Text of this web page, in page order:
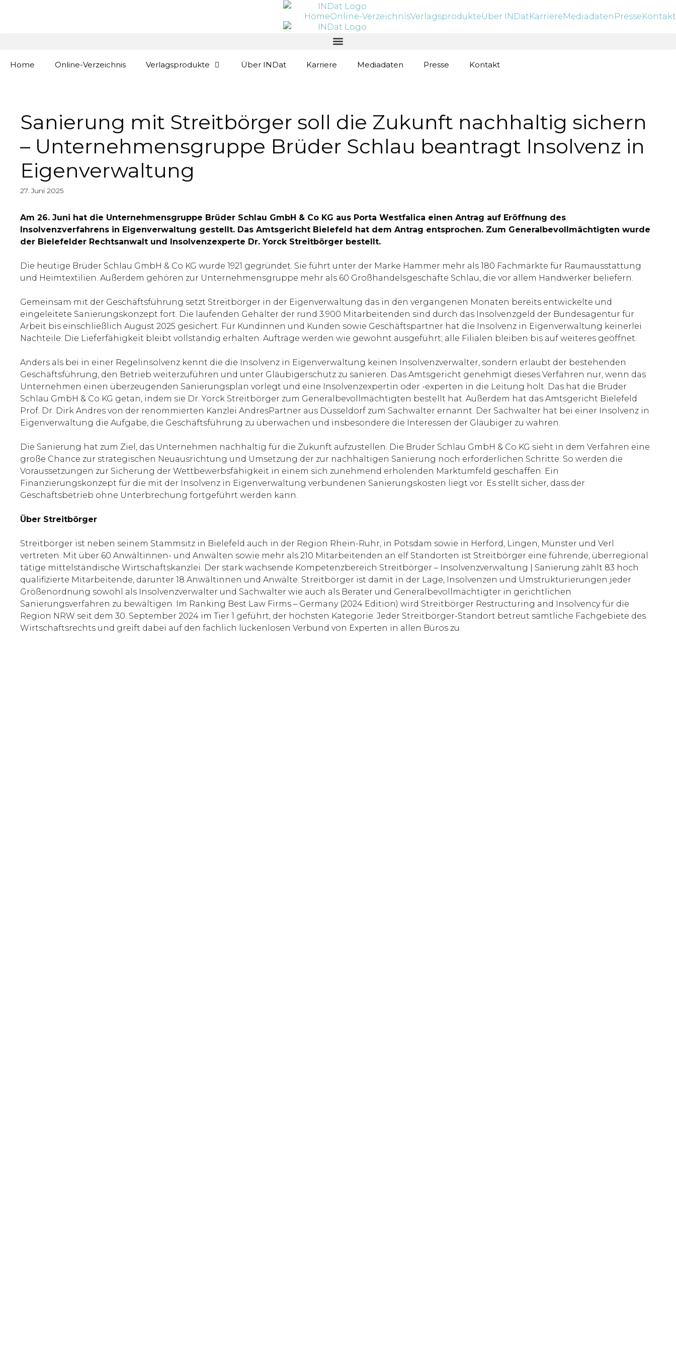
HomeOnline-VerzeichnisVerlagsprodukteÜber INDatKarriereMediadaten PresseKontakt
Home Online-Verzeichnis Verlagsprodukte Über INDat Karriere Mediadaten Presse Kontakt
Sanierung mit Streitbörger soll die Zukunft nachhaltig sichern
– Unternehmensgruppe Brüder Schlau beantragt Insolvenz in
Eigenverwaltung
27. Juni 2025
Am 26. Juni hat die Unternehmensgruppe Brüder Schlau GmbH & Co KG aus Porta Westfalica einen Antrag auf Eröffnung des
Insolvenzverfahrens in Eigenverwaltung gestellt. Das Amtsgericht Bielefeld hat dem Antrag entsprochen. Zum Generalbevollmächtigten wurde
der Bielefelder Rechtsanwalt und Insolvenzexperte Dr. Yorck Streitbörger bestellt.
Die heutige Brüder Schlau GmbH & Co KG wurde 1921 gegründet. Sie führt unter der Marke Hammer mehr als 180 Fachmärkte für Raumausstattung
und Heimtextilien. Außerdem gehören zur Unternehmensgruppe mehr als 60 Großhandelsgeschäfte Schlau, die vor allem Handwerker beliefern.
Gemeinsam mit der Geschäftsführung setzt Streitbörger in der Eigenverwaltung das in den vergangenen Monaten bereits entwickelte und
eingeleitete Sanierungskonzept fort. Die laufenden Gehälter der rund 3.900 Mitarbeitenden sind durch das Insolvenzgeld der Bundesagentur für
Arbeit bis einschließlich August 2025 gesichert. Für Kundinnen und Kunden sowie Geschäftspartner hat die Insolvenz in Eigenverwaltung keinerlei
Nachteile. Die Lieferfähigkeit bleibt vollständig erhalten. Aufträge werden wie gewohnt ausgeführt; alle Filialen bleiben bis auf weiteres geöffnet.
Anders als bei in einer Regelinsolvenz kennt die die Insolvenz in Eigenverwaltung keinen Insolvenzverwalter, sondern erlaubt der bestehenden
Geschäftsführung, den Betrieb weiterzuführen und unter Gläubigerschutz zu sanieren. Das Amtsgericht genehmigt dieses Verfahren nur, wenn das
Unternehmen einen überzeugenden Sanierungsplan vorlegt und eine Insolvenzexpertin oder -experten in die Leitung holt. Das hat die Brüder
Schlau GmbH & Co KG getan, indem sie Dr. Yorck Streitbörger zum Generalbevollmächtigten bestellt hat. Außerdem hat das Amtsgericht Bielefeld
Prof. Dr. Dirk Andres von der renommierten Kanzlei AndresPartner aus Düsseldorf zum Sachwalter ernannt. Der Sachwalter hat bei einer Insolvenz in
Eigenverwaltung die Aufgabe, die Geschäftsführung zu überwachen und insbesondere die Interessen der Gläubiger zu wahren.
Die Sanierung hat zum Ziel, das Unternehmen nachhaltig für die Zukunft aufzustellen. Die Brüder Schlau GmbH & Co KG sieht in dem Verfahren eine
große Chance zur strategischen Neuausrichtung und Umsetzung der zur nachhaltigen Sanierung noch erforderlichen Schritte. So werden die
Voraussetzungen zur Sicherung der Wettbewerbsfähigkeit in einem sich zunehmend erholenden Marktumfeld geschaffen. Ein
Finanzierungskonzept für die mit der Insolvenz in Eigenverwaltung verbundenen Sanierungskosten liegt vor. Es stellt sicher, dass der
Geschäftsbetrieb ohne Unterbrechung fortgeführt werden kann.
Über Streitbörger
Streitbörger ist neben seinem Stammsitz in Bielefeld auch in der Region Rhein-Ruhr, in Potsdam sowie in Herford, Lingen, Münster und Verl
vertreten. Mit über 60 Anwältinnen- und Anwälten sowie mehr als 210 Mitarbeitenden an elf Standorten ist Streitbörger eine führende, überregional
tätige mittelständische Wirtschaftskanzlei. Der stark wachsende Kompetenzbereich Streitbörger – Insolvenzverwaltung | Sanierung zählt 83 hoch
qualifizierte Mitarbeitende, darunter 18 Anwältinnen und Anwälte. Streitbörger ist damit in der Lage, Insolvenzen und Umstrukturierungen jeder
Größenordnung sowohl als Insolvenzverwalter und Sachwalter wie auch als Berater und Generalbevollmächtigter in gerichtlichen
Sanierungsverfahren zu bewältigen. Im Ranking Best Law Firms – Germany (2024 Edition) wird Streitbörger Restructuring and Insolvency für die
Region NRW seit dem 30. September 2024 im Tier 1 geführt, der höchsten Kategorie. Jeder Streitbörger-Standort betreut sämtliche Fachgebiete des
Wirtschaftsrechts und greift dabei auf den fachlich lückenlosen Verbund von Experten in allen Büros zu.